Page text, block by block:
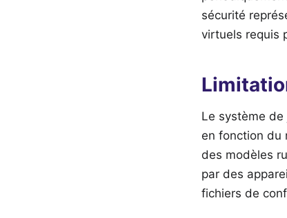
sécurité
virtuels requis
Le système
en fonction du
des modèles
par des
fichiers de